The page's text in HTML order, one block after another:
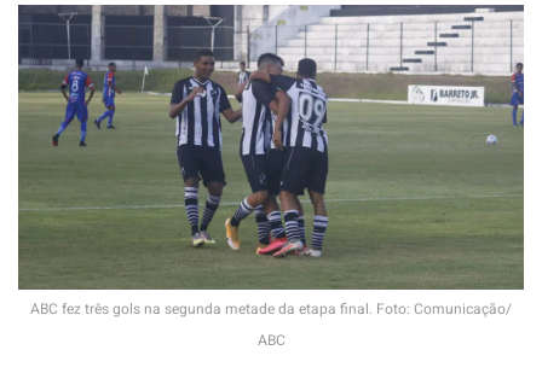
ABC fez três gols na segunda metade da etapa final. Foto: Comunicação/
ABC